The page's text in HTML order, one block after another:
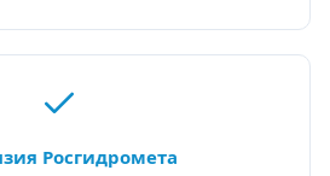
Росгидромета